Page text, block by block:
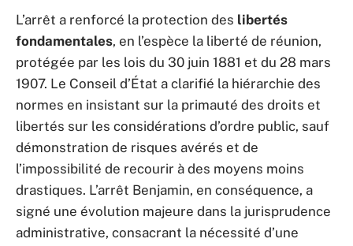
L’arrêt a renforcé la protection des libertés
fondamentales, en l’espèce la liberté de réunion,
protégée par les lois du 30 juin 1881 et du 28 mars
1907. Le Conseil d’État a clarifié la hiérarchie des
normes en insistant sur la primauté des droits et
libertés sur les considérations d’ordre public, sauf
démonstration de risques avérés et de
l’impossibilité de recourir à des moyens moins
drastiques. L’arrêt Benjamin, en conséquence, a
signé une évolution majeure dans la jurisprudence
administrative, consacrant la nécessité d’une